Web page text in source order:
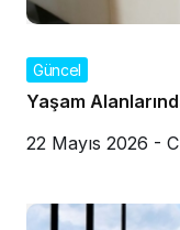
Güncel
Yaşam
22 Mayıs 2026 -